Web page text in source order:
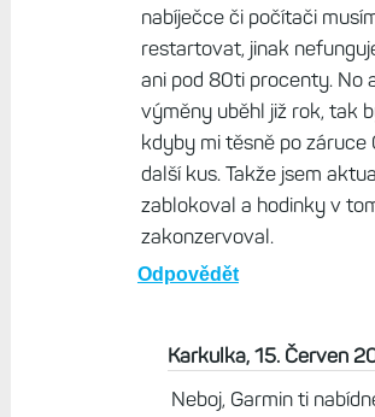
nabíječce či počítači
restartovat, jinak
ani pod 80ti procenty. No
výměny uběhl již rok, tak
kdyby mi těsně po záruce
další kus. Takže jsem
zablokoval a hodinky v
zakonzervoval.
Odpovědět
Karkulka, 15. Červen
Neboj, Garmin ti